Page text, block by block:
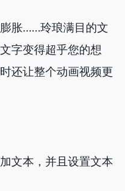
胀……玲琅满目的文
字变得超乎您的想
还让整个动画视频更
文本，并且设置文本